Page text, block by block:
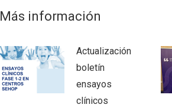
Más información
Actualización
boletín
ensayos
clínicos